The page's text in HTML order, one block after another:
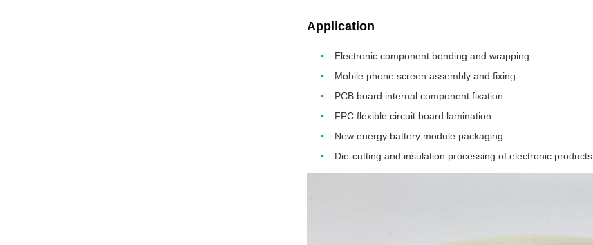
Application
Electronic component bonding and wrapping
Mobile phone screen assembly and fixing
PCB board internal component fixation
FPC flexible circuit board lamination
New energy battery module packaging
Die-cutting and insulation processing of electronic products